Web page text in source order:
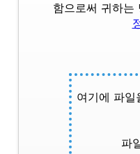
함으로써 귀하는
여기에 파
파